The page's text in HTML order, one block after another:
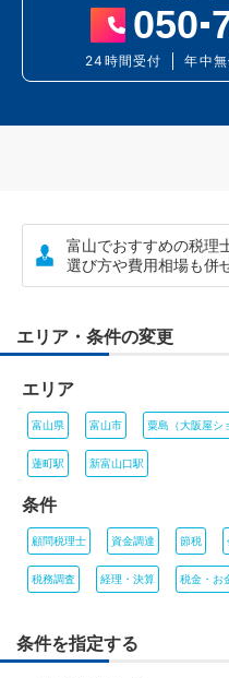
050
24時間受付 年中
富山でおすすめの税理
選び方や費用相場も併
エリア・条件の変更
エリア
富山県 富山市 粟島（大阪屋シ
蓮町駅 新富山口駅
条件
顧問税理士 資金調達 節税
税務調査 経理・決算 税金・お
条件を指定する